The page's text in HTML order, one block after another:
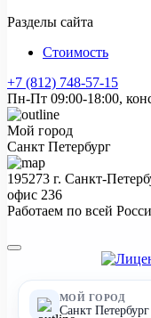
Разделы сайта
Стоимость
+7 (812) 748-57-15
Пн-Пт 09:00-18:00,
Мой город
Санкт Петербург
195273 г. Санкт-
офис 236
Работаем по всей
МОЙ ГОРОД
Санкт Петербург